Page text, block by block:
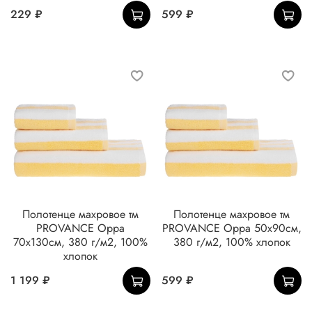
229 ₽
599 ₽
Полотенце махровое тм
PROVANCE Орра
70х130см, 380 г/м2, 100%
хлопок
1 199 ₽
Полотенце махровое тм
PROVANCE Орра 50х90см,
380 г/м2, 100% хлопок
599 ₽